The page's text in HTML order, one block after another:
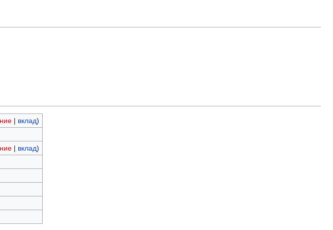
| вклад)
| вклад)